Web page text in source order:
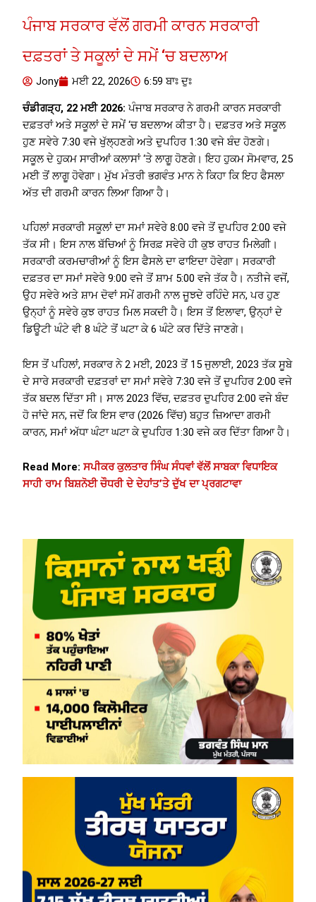
ਪੰਜਾਬ ਸਰਕਾਰ ਵੱਲੋਂ ਗਰਮੀ ਕਾਰਨ ਸਰਕਾਰੀ
ਦਫ਼ਤਰਾਂ ਤੇ ਸਕੂਲਾਂ ਦੇ ਸਮੇਂ ‘ਚ ਬਦਲਾਅ
Jony ਮਈ 22, 2026 6:59 ਬਾਃ ਦੁਃ
ਚੰਡੀਗੜ੍ਹ, 22 ਮਈ 2026: ਪੰਜਾਬ ਸਰਕਾਰ ਨੇ ਗਰਮੀ ਕਾਰਨ ਸਰਕਾਰੀ
ਦਫ਼ਤਰਾਂ ਅਤੇ ਸਕੂਲਾਂ ਦੇ ਸਮੇਂ ‘ਚ ਬਦਲਾਅ ਕੀਤਾ ਹੈ। ਦਫ਼ਤਰ ਅਤੇ ਸਕੂਲ
ਹੁਣ ਸਵੇਰੇ 7:30 ਵਜੇ ਖੁੱਲ੍ਹਣਗੇ ਅਤੇ ਦੁਪਹਿਰ 1:30 ਵਜੇ ਬੰਦ ਹੋਣਗੇ।
ਸਕੂਲ ਦੇ ਹੁਕਮ ਸਾਰੀਆਂ ਕਲਾਸਾਂ ‘ਤੇ ਲਾਗੂ ਹੋਣਗੇ। ਇਹ ਹੁਕਮ ਸੋਮਵਾਰ, 25
ਮਈ ਤੋਂ ਲਾਗੂ ਹੋਵੇਗਾ। ਮੁੱਖ ਮੰਤਰੀ ਭਗਵੰਤ ਮਾਨ ਨੇ ਕਿਹਾ ਕਿ ਇਹ ਫੈਸਲਾ
ਅੱਤ ਦੀ ਗਰਮੀ ਕਾਰਨ ਲਿਆ ਗਿਆ ਹੈ।
ਪਹਿਲਾਂ ਸਰਕਾਰੀ ਸਕੂਲਾਂ ਦਾ ਸਮਾਂ ਸਵੇਰੇ 8:00 ਵਜੇ ਤੋਂ ਦੁਪਹਿਰ 2:00 ਵਜੇ
ਤੱਕ ਸੀ। ਇਸ ਨਾਲ ਬੱਚਿਆਂ ਨੂੰ ਸਿਰਫ਼ ਸਵੇਰੇ ਹੀ ਕੁਝ ਰਾਹਤ ਮਿਲੇਗੀ।
ਸਰਕਾਰੀ ਕਰਮਚਾਰੀਆਂ ਨੂੰ ਇਸ ਫੈਸਲੇ ਦਾ ਫਾਇਦਾ ਹੋਵੇਗਾ। ਸਰਕਾਰੀ
ਦਫ਼ਤਰ ਦਾ ਸਮਾਂ ਸਵੇਰੇ 9:00 ਵਜੇ ਤੋਂ ਸ਼ਾਮ 5:00 ਵਜੇ ਤੱਕ ਹੈ। ਨਤੀਜੇ ਵਜੋਂ,
ਉਹ ਸਵੇਰੇ ਅਤੇ ਸ਼ਾਮ ਦੋਵਾਂ ਸਮੇਂ ਗਰਮੀ ਨਾਲ ਜੂਝਦੇ ਰਹਿੰਦੇ ਸਨ, ਪਰ ਹੁਣ
ਉਨ੍ਹਾਂ ਨੂੰ ਸਵੇਰੇ ਕੁਝ ਰਾਹਤ ਮਿਲ ਸਕਦੀ ਹੈ। ਇਸ ਤੋਂ ਇਲਾਵਾ, ਉਨ੍ਹਾਂ ਦੇ
ਡਿਊਟੀ ਘੰਟੇ ਵੀ 8 ਘੰਟੇ ਤੋਂ ਘਟਾ ਕੇ 6 ਘੰਟੇ ਕਰ ਦਿੱਤੇ ਜਾਣਗੇ।
ਇਸ ਤੋਂ ਪਹਿਲਾਂ, ਸਰਕਾਰ ਨੇ 2 ਮਈ, 2023 ਤੋਂ 15 ਜੁਲਾਈ, 2023 ਤੱਕ ਸੂਬੇ
ਦੇ ਸਾਰੇ ਸਰਕਾਰੀ ਦਫ਼ਤਰਾਂ ਦਾ ਸਮਾਂ ਸਵੇਰੇ 7:30 ਵਜੇ ਤੋਂ ਦੁਪਹਿਰ 2:00 ਵਜੇ
ਤੱਕ ਬਦਲ ਦਿੱਤਾ ਸੀ। ਸਾਲ 2023 ਵਿੱਚ, ਦਫ਼ਤਰ ਦੁਪਹਿਰ 2:00 ਵਜੇ ਬੰਦ
ਹੋ ਜਾਂਦੇ ਸਨ, ਜਦੋਂ ਕਿ ਇਸ ਵਾਰ (2026 ਵਿੱਚ) ਬਹੁਤ ਜ਼ਿਆਦਾ ਗਰਮੀ
ਕਾਰਨ, ਸਮਾਂ ਅੱਧਾ ਘੰਟਾ ਘਟਾ ਕੇ ਦੁਪਹਿਰ 1:30 ਵਜੇ ਕਰ ਦਿੱਤਾ ਗਿਆ ਹੈ।
Read More:ਸਪੀਕਰ ਕੁਲਤਾਰ ਸਿੰਘ ਸੰਧਵਾਂ ਵੱਲੋਂ ਸਾਬਕਾ ਵਿਧਾਇਕ
ਸਾਹੀ ਰਾਮ ਬਿਸ਼ਨੋਈ ਚੌਧਰੀ ਦੇ ਦੇਹਾਂਤ’ਤੇ ਦੁੱਖ ਦਾ ਪ੍ਰਗਟਾਵਾ